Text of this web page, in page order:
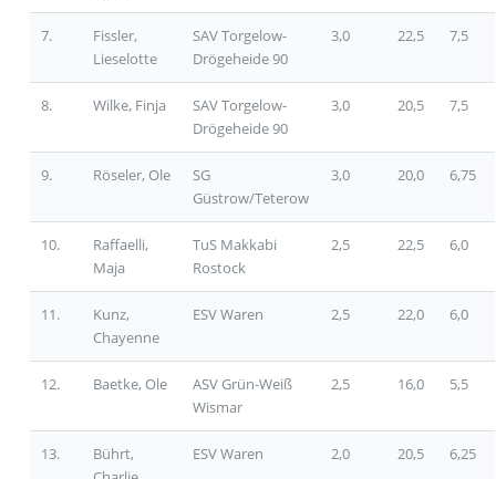
7.
Fissler,
Lieselotte
SAV Torgelow-
Drögeheide 90
3,0 22,5 7,5
8. Wilke, Finja
SAV Torgelow-
Drögeheide 90
3,0 20,5 7,5
9. Röseler, Ole
SG
Güstrow/Teterow
3,0 20,0 6,75
10.
Raffaelli,
Maja
TuS Makkabi
Rostock
2,5 22,5 6,0
11.
Kunz,
Chayenne
ESV Waren 2,5 22,0 6,0
12. Baetke, Ole
ASV Grün-Weiß
Wismar
2,5 16,0 5,5
13.
Bührt,
ESV Waren 2,0 20,5 6,25